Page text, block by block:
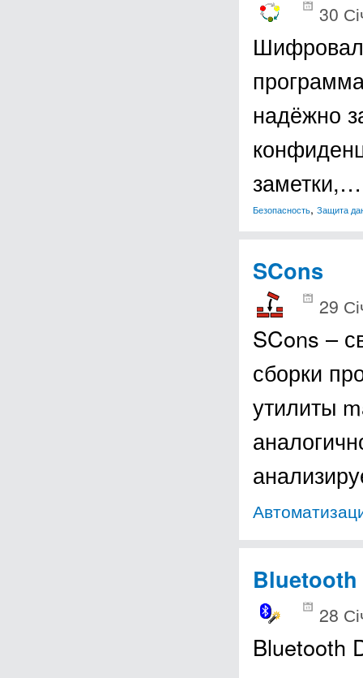
30
надёжно
заметки,…
Безопасность, Защита
SCons
29
SCons –
сборки
утилиты
28
Bluetooth